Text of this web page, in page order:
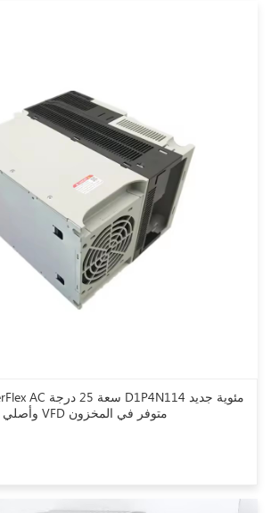
وأصلي سعة 25 درجة مئوية VFD متوفر في المخزون